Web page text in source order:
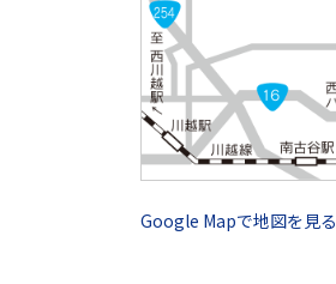
Google Mapで地図を見る